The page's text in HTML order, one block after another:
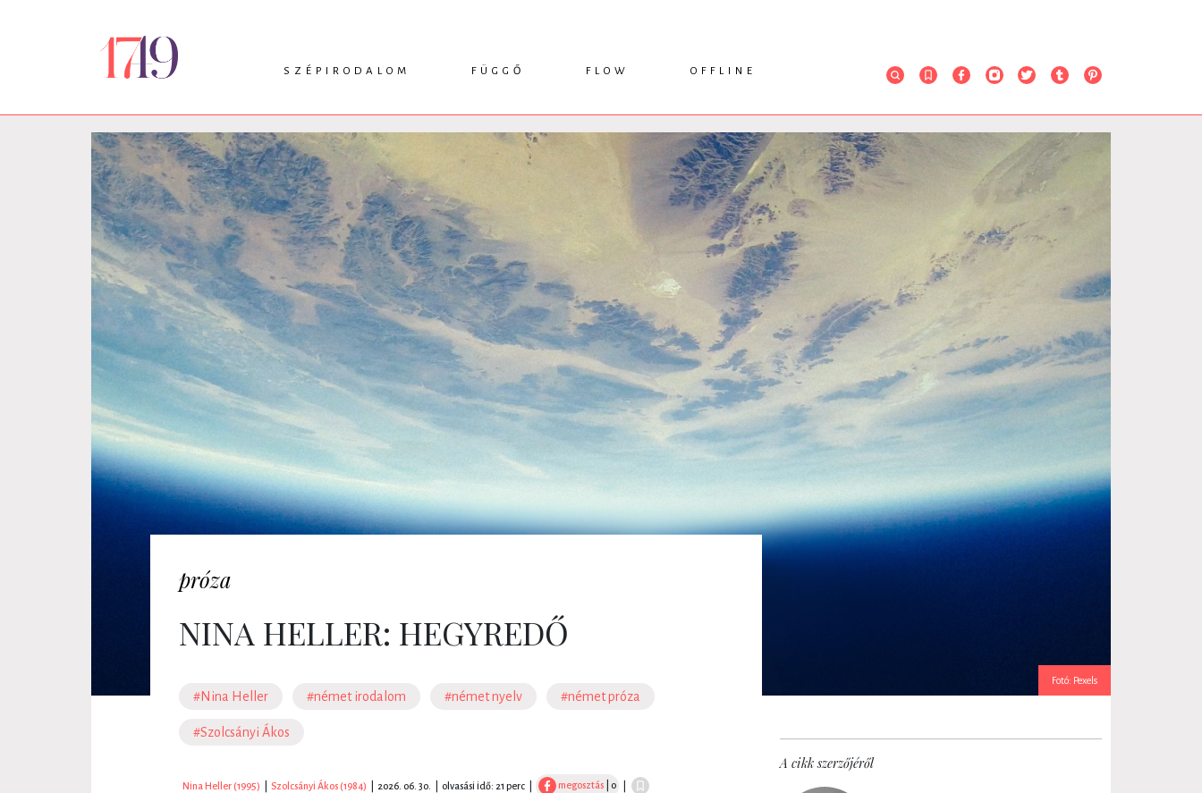
SZÉPIRODALOM
VERS
DRÁMA
FÜGGŐ
KRITIKA
PODCAST
FLOW
INTERJÚ
IKSZEK
OFFLINE
RENDEZVÉNYEK
Fotó: Pexels
próza
NINA HELLER: HEGYREDŐ
#Nina Heller #német irodalom #német nyelv #német próza
#Szolcsányi Ákos
Nina Heller (1995) Szolcsányi Ákos (1984) 2026. 06. 30. olvasási idő: 21 perc megosztás | 0
A cikk szerzőjéről